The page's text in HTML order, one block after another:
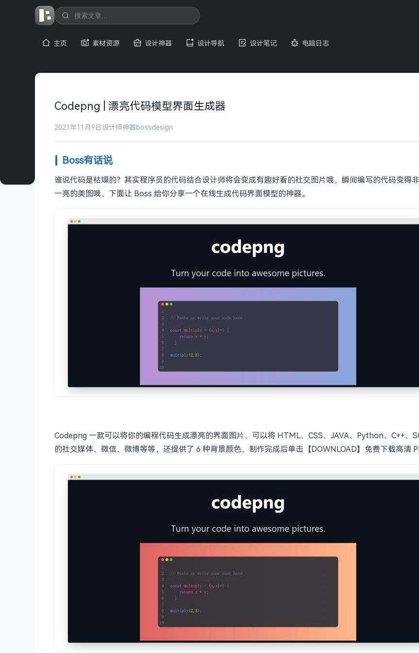
主页 素材资源 设计神器 设计导航 设计笔记 电脑日志
Codepng | 漂亮代码模型界面生成器
2021年11月9日 设计师神器bossdesign
Boss有话说
谁说代码是枯燥的？其实程序员的代码结合设计师将会变成有趣好看的社交图片哦，瞬间编写的代码变得
一亮的美图哦，下面让 Boss 给你分享一个在线生成代码界面模型的神器。
Codepng 一款可以将你的编程代码生成漂亮的界面图片，可以将 HTML、CSS、JAVA、Python、C++、
的社交媒体、微信、微博等等，还提供了 6 种背景颜色，制作完成后单击【DOWNLOAD】免费下载高清